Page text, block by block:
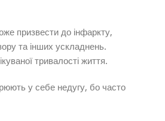
призвести до інфаркту,
та інших ускладнень.
тривалості життя.
у себе недугу, бо часто